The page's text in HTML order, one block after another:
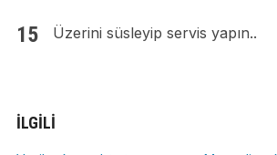
Üzerini süsleyip servis yapın..
İLGILI